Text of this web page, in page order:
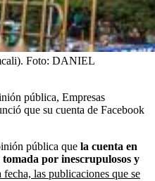
Foto: DANIEL
pública, Empresas
que su cuenta de Facebook
pública que la cuenta en
por inescrupulosos y
las publicaciones que se